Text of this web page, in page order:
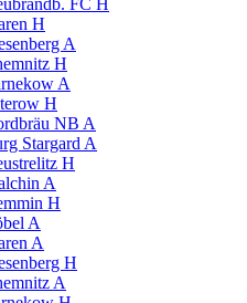
FC H
H
A
H
A
H
NB A
Stargard A
H
A
H
A
A
H
A